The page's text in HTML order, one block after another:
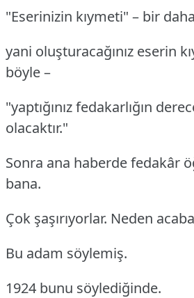
"Eserinizin kıymeti" – bir
yani oluşturacağınız eserin
böyle –
"yaptığınız fedakarlığın
olacaktır."
Sonra ana haberde fedakâr
bana.
Çok şaşırıyorlar. Neden
Bu adam söylemiş.
1924 bunu söylediğinde.